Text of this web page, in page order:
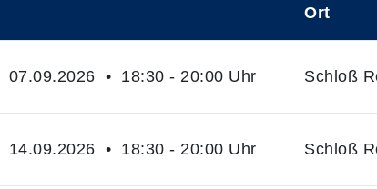
Ort
07.09.2026 • 18:30 - 20:00 Uhr Schloß
14.09.2026 • 18:30 - 20:00 Uhr Schloß